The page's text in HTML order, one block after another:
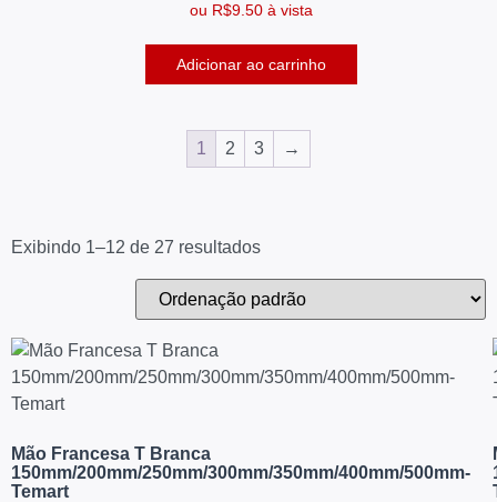
ou R$9.50 à vista
Adicionar ao carrinho
1 2 3 →
Exibindo 1–12 de 27 resultados
Mão Francesa T Branca
150mm/200mm/250mm/300mm/350mm/400mm/500mm-
Temart